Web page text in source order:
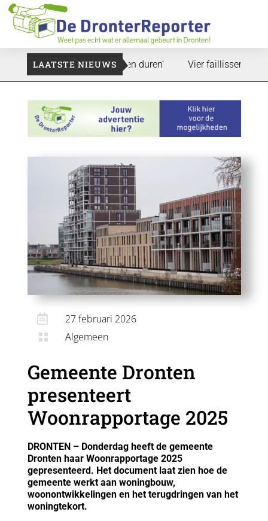
LAATSTE NIEUWS
zal ook nog wel even duren’ Vier faillissementen in
 27 februari 2026
 Algemeen
Gemeente Dronten
presenteert
Woonrapportage 2025
DRONTEN – Donderdag heeft de gemeente
Dronten haar Woonrapportage 2025
gepresenteerd. Het document laat zien hoe de
gemeente werkt aan woningbouw,
woonontwikkelingen en het terugdringen van het
woningtekort.